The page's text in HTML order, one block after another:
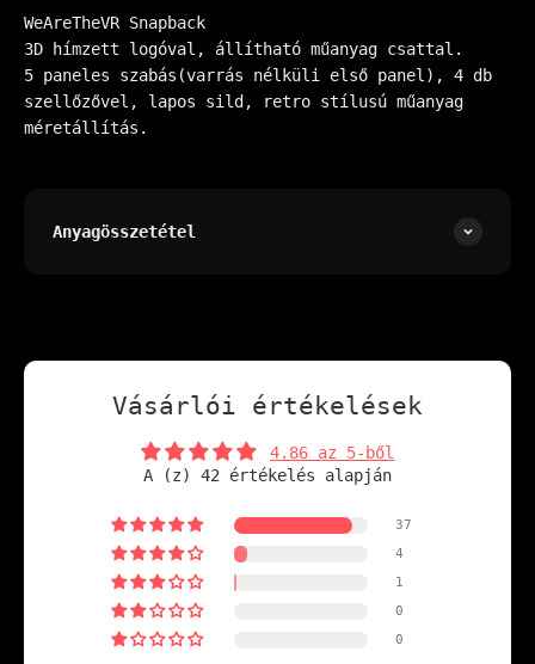
WeAreTheVR Snapback
3D hímzett logóval, állítható műanyag csattal.
5 paneles szabás(varrás nélküli első panel), 4 db
szellőzővel, lapos sild, retro stílusú műanyag
méretállítás.
Anyagösszetétel
Vásárlói értékelések
4.86 az 5-ből
A (z) 42 értékelés alapján
37
4
1
0
0